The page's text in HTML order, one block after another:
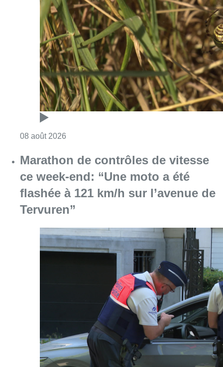
08 août 2026
Marathon de contrôles de vitesse
ce week-end: “Une moto a été
flashée à 121 km/h sur l’avenue de
Tervuren”